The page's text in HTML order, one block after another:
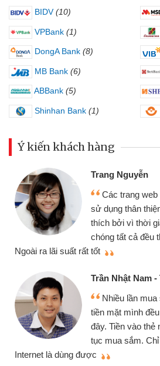
BIDV (10)
VPBank (1)
DongA Bank (8)
MB Bank (6)
ABBank (5)
Shinhan Bank (1)
Ý kiến khách hàng
Trang Nguyễn
Các trang
sử dụng thân
thích bởi vì thời
chóng tất cả đều
Ngoài ra lãi suất rất tốt
Trần Nhật Nam -
Nhiều lần
tiền mặt mình
đây. Tiền vào thẻ
tục mua sắm.
Internet là dùng được